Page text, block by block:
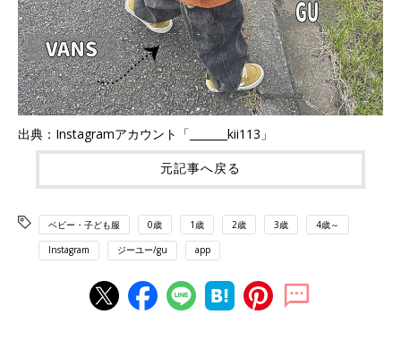
出典：Instagramアカウント「_______kii113」
元記事へ戻る
ベビー・子ども服 0歳 1歳 2歳 3歳 4歳～
Instagram ジーユー/gu app